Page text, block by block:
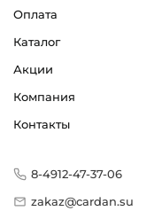
Оплата
Каталог
Акции
Компания
Контакты
8-4912-47-37-06
zakaz@cardan.su